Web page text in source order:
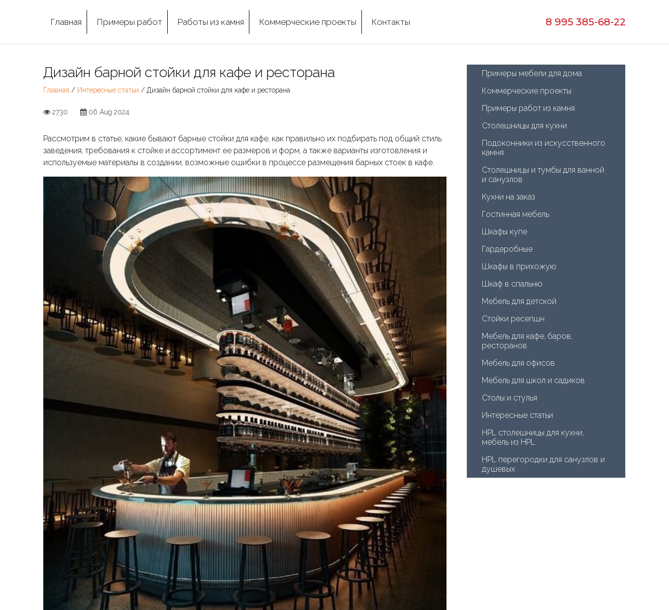
Главная Примеры работ Работы из камня Коммерческие проекты Контакты 8 995 385-68-22
Дизайн барной стойки для кафе и ресторана
Главная / Интересные статьи / Дизайн барной стойки для кафе и ресторана
2730 06 Aug 2024
Рассмотрим в статье, какие бывают барные стойки для кафе, как правильно их подбирать под общий стиль
заведения, требования к стойке и ассортимент ее размеров и форм, а также варианты изготовления и
используемые материалы в создании, возможные ошибки в процессе размещения барных стоек в кафе.
Примеры мебели для дома
Коммерческие проекты
Примеры работ из камня
Столешницы для кухни
Подоконники из искусственного
камня
Столешницы и тумбы для ванной
и санузлов
Кухни на заказ
Гостинная мебель
Шкафы купе
Гардеробные
Шкафы в прихожую
Шкаф в спальню
Мебель для детской
Стойки ресепшн
Мебель для кафе, баров,
ресторанов
Мебель для офисов
Мебель для школ и садиков
Столы и стулья
Интересные статьи
HPL столешницы для кухни,
мебель из HPL
HPL перегородки для санузлов и
душевых